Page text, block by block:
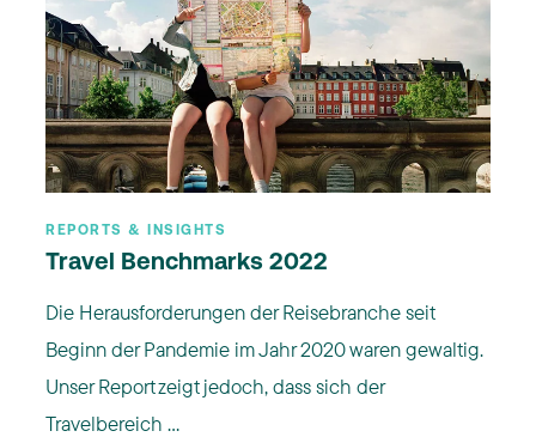
REPORTS & INSIGHTS
Travel Benchmarks 2022
Die Herausforderungen der Reisebranche seit
Beginn der Pandemie im Jahr 2020 waren gewaltig.
Unser Report zeigt jedoch, dass sich der
Travelbereich ...